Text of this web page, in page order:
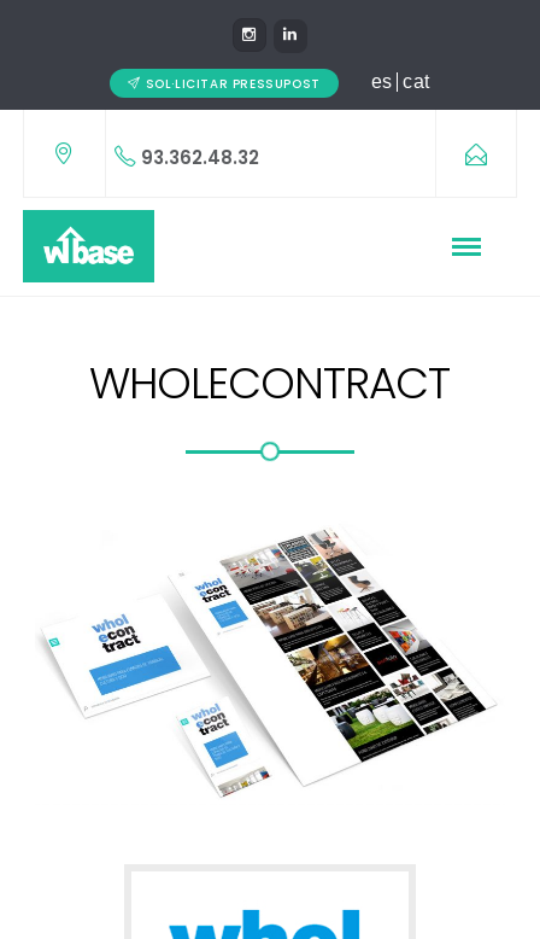
SOL·LICITAR PRESSUPOST es cat
93.362.48.32
WHOLECONTRACT